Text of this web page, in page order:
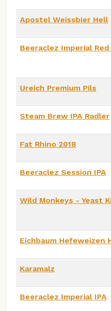
Apostel Weissbier Hell
Beeraclez Imperial Red
Ureich Premium Pils
Steam Brew IPA Radler
Fat Rhino 2018
Beeraclez Session IPA
Wild Monkeys - Yeast
Eichbaum Hefeweizen
Karamalz
Beeraclez Imperial IPA